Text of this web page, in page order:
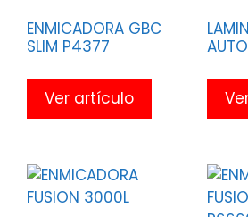
ENMICADORA GBC
SLIM P4377
Ver artículo